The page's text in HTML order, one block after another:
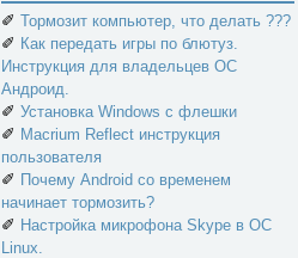
✐ Тормозит компьютер, что делать ???
✐ Как передать игры по блютуз.
Инструкция для владельцев ОС
Андроид.
✐ Установка Windows с флешки
✐ Macrium Reflect инструкция
пользователя
✐ Почему Android со временем
начинает тормозить?
✐ Настройка микрофона Skype в ОС
Linux.